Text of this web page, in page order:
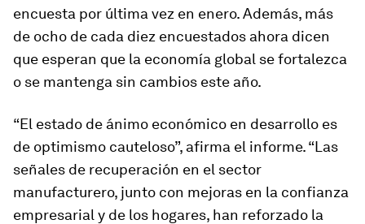
encuesta por última vez en enero. Además, más
de ocho de cada diez encuestados ahora dicen
que esperan que la economía global se fortalezca
o se mantenga sin cambios este año.
“El estado de ánimo económico en desarrollo es
de optimismo cauteloso”, afirma el informe. “Las
señales de recuperación en el sector
manufacturero, junto con mejoras en la confianza
empresarial y de los hogares, han reforzado la